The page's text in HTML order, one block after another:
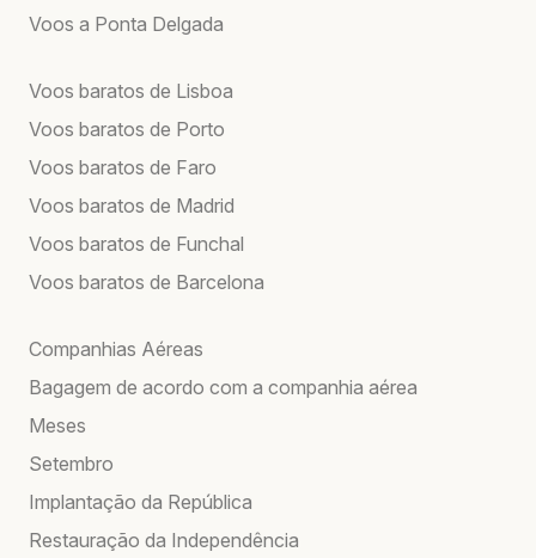
Voos a Ponta Delgada
Voos baratos de Lisboa
Voos baratos de Porto
Voos baratos de Faro
Voos baratos de Madrid
Voos baratos de Funchal
Voos baratos de Barcelona
Companhias Aéreas
Bagagem de acordo com a companhia aérea
Meses
Setembro
Implantação da República
Restauração da Independência